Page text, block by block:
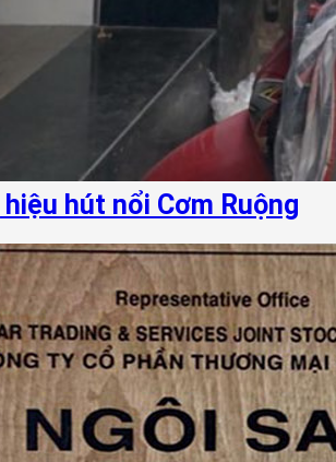
hiệu hút nổi Cơm Ruộng